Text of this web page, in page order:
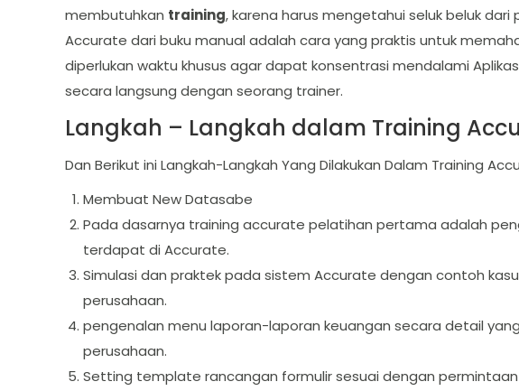
membutuhkan training, karena harus mengetahui seluk beluk
Accurate dari buku manual adalah cara yang praktis untuk
diperlukan waktu khusus agar dapat konsentrasi mendalami
secara langsung dengan seorang trainer.
Langkah – Langkah dalam Training
Dan Berikut ini Langkah-Langkah Yang Dilakukan Dalam Training
Membuat New Datasabe
Pada dasarnya training accurate pelatihan pertama adalah
terdapat di Accurate.
Simulasi dan praktek pada sistem Accurate dengan contoh
perusahaan.
pengenalan menu laporan-laporan keuangan secara detail
perusahaan.
Setting template rancangan formulir sesuai dengan